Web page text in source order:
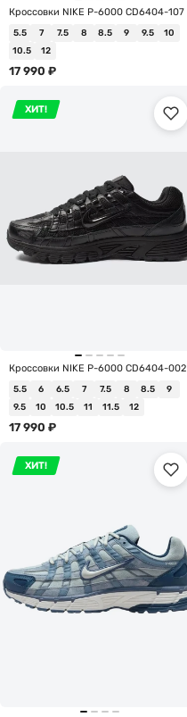
Кроссовки NIKE P-6000 CD6404-107
5.5 7 7.5 8 8.5 9 9.5
10
10.5
12
17 990 ₽
ХИТ!
Кроссовки NIKE P-6000 CD6404-002
5.5 6 6.5 7 7.5 8 8.5
9
9.5
10 10.5 11 11.5 12
17 990 ₽
ХИТ!